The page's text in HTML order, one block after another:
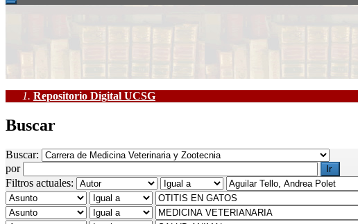
Repositorio Digital UCSG
Buscar
Buscar:
por
Filtros actuales: